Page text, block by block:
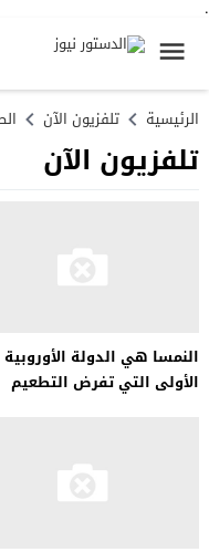
.
الرئيسية تلفزيون الآن
تلفزيون الآن
النمسا هي الدولة الأوروبية
الأولى التي تفرض التطعيم